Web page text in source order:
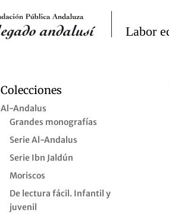
Colecciones
Al-Andalus
Grandes monografías
Serie Al-Andalus
Serie Ibn Jaldún
Moriscos
De lectura fácil. Infantil y
juvenil